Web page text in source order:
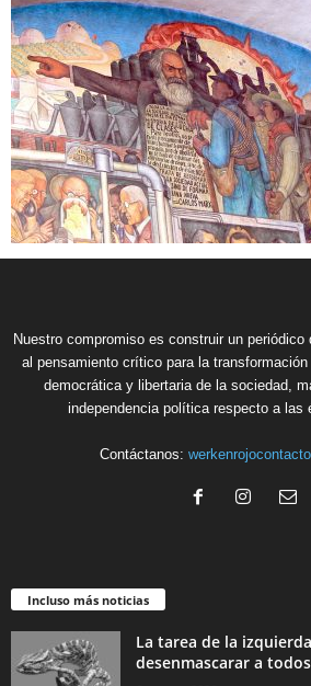
Nuestro compromiso es construir un
al pensamiento crítico para la
democrática y libertaria de la sociedad,
independencia política respecto a las
Contáctanos:
Incluso más noticias
La tarea de la
desenmascarar a